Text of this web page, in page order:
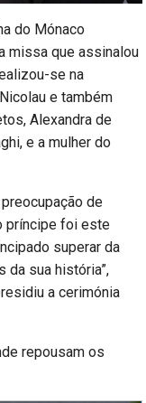
do Mónaco
missa que assinalou
se na
e também
Alexandra de
e a mulher do
de
príncipe foi este
superar da
sua história”,
a cerimónia
repousam os